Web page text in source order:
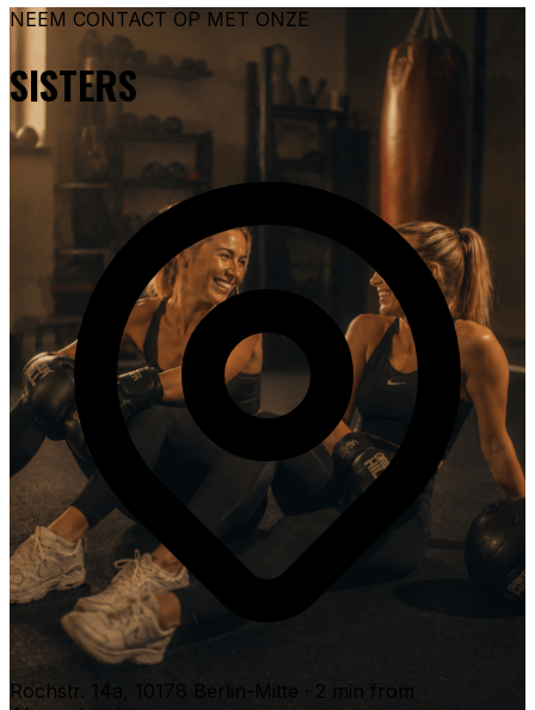
NEEM CONTACT OP MET ONZE
SISTERS
Rochstr. 14a, 10178 Berlin-Mitte · 2 min from